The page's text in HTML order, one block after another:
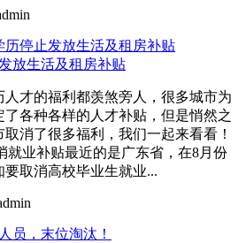
放生活及租房补贴
人才的福利都羡煞旁人，很多城市为
了各种各样的人才补贴，但是悄然之
消了很多福利，我们一起来看看！
就业补贴最近的是广东省，在8月份
要取消高校毕业生就业...